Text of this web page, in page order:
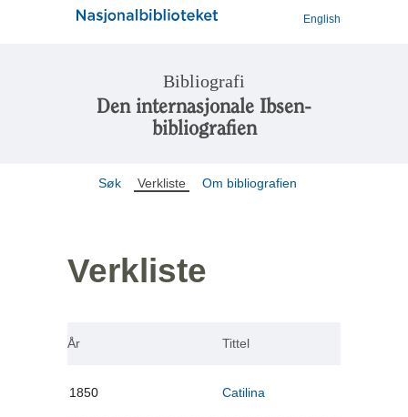
English
Bibliografi
Den internasjonale Ibsen-
bibliografien
Søk Verkliste Om bibliografien
Verkliste
År Tittel
1850 Catilina